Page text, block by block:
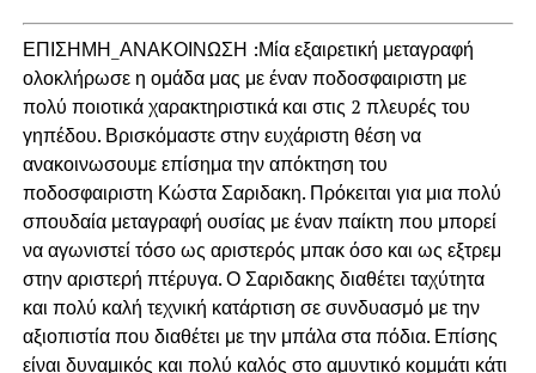
ΕΠΙΣΗΜΗ_ΑΝΑΚΟΙΝΩΣΗ :Μία εξαιρετική μεταγραφή
ολοκλήρωσε η ομάδα μας με έναν ποδοσφαιριστη με
πολύ ποιοτικά χαρακτηριστικά και στις 2 πλευρές του
γηπέδου. Βρισκόμαστε στην ευχάριστη θέση να
ανακοινωσουμε επίσημα την απόκτηση του
ποδοσφαιριστη Κώστα Σαριδακη. Πρόκειται για μια πολύ
σπουδαία μεταγραφή ουσίας με έναν παίκτη που μπορεί
να αγωνιστεί τόσο ως αριστερός μπακ όσο και ως εξτρεμ
στην αριστερή πτέρυγα. Ο Σαριδακης διαθέτει ταχύτητα
και πολύ καλή τεχνική κατάρτιση σε συνδυασμό με την
αξιοπιστία που διαθέτει με την μπάλα στα πόδια. Επίσης
είναι δυναμικός και πολύ καλός στο αμυντικό κομμάτι κάτι